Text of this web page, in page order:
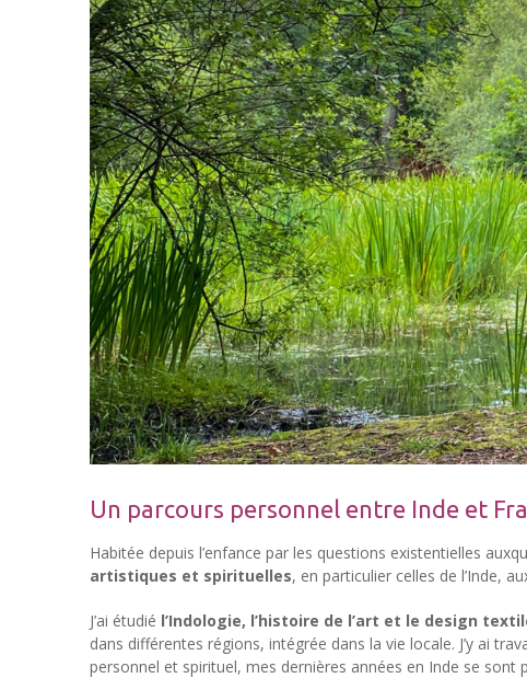
Un parcours personnel entre Inde et
Habitée depuis l’enfance par les questions existentielles
artistiques et spirituelles, en particulier celles de l’Inde,
J’ai étudié l’Indologie, l’histoire de l’art et le design
dans différentes régions, intégrée dans la vie locale. J’y ai
personnel et spirituel, mes dernières années en Inde se sont